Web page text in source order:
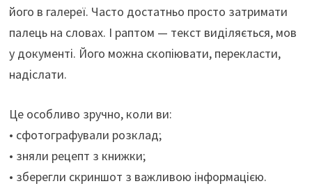
його в галереї. Часто достатньо просто затримати
палець на словах. І раптом — текст виділяється, мов
у документі. Його можна скопіювати, перекласти,
надіслати.
Це особливо зручно, коли ви:
• сфотографували розклад;
• зняли рецепт з книжки;
• зберегли скриншот з важливою інформацією.